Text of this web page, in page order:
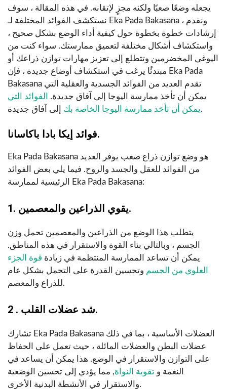
يجعله وضعًا صعبًا ولكنه مجزٍ لإتقانه. في هذه المقالة ، سوف
نستكشف الفوائد المختلفة لـ Eka Pada Bakasana ، ونقدم
إرشادات خطوة بخطوة حول كيفية أداء الوضع بشكل صحيح ،
واستكشاف أشكال مختلفة لتعميق ممارستك. سواء كنت من
اليوغي المخضرمين وتتطلع إلى تعزيز مهارات توازن ذراعك أو
مبتدئًا يرغب في استكشاف أوضاع جديدة ، فإن Eka Pada
Bakasana تقدم العديد من الفوائد الجسدية والعقلية التي
يمكن أن تأخذ ممارسة اليوجا إلى آفاق جديدة.
الفوائد التي
يمكن أن تأخذ ممارسة اليوجا الخاصة بكإلى آفاق جديدة.
فوائد إيكا بادا باكاسانا.
Eka Pada Bakasana هو وضع توازن ذراع صعب يوفر العديد
من الفوائد للعقل والجسد والروح. فيما يلي بعض الفوائد
الرئيسية لممارسة Eka Pada Bakasana:
1. يقوي الذراعين والمعصمين.
يتطلب هذا الوضع من الذراعين والمعصمين تحمل وزن
الجسم ، وبالتالي بناء القوة والاستقرار في هذه المناطق.
يمكن أن تساعد الممارسة المنتظمة في زيادة قوة الجزء
العلوي من الجسم وتحسين القدرة على التحمل بشكل عام
للذراع والمعصم.
2 . شد عضلات القلب.
تشارك Eka Pada Bakasana العضلات الأساسية ، بما في ذلك
عضلات البطن والعضلات المائلة ، حيث تعمل على الحفاظ
على التوازن والاستقرار في الوضع. هذا يمكن أن يساعد في
النغمة و تقوية النواة, مما يؤدي إلى تحسين الوضعية
والاستقرار في الأنشطة البدنية الأخرى.